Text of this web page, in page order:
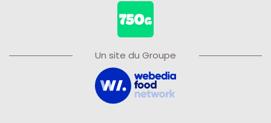
Un site du Groupe